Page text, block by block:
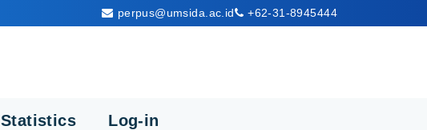
perpus@umsida.ac.id +62-31-8945444
Statistics Log-in